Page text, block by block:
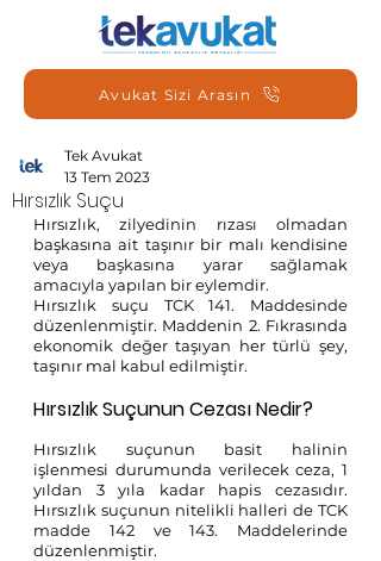
Avukat Sizi Arasın
Hırsızlık Suçu
Tek Avukat
13 Tem 2023
Hırsızlık, zilyedinin rızası olmadan
başkasına ait taşınır bir malı kendisine
veya başkasına yarar sağlamak
amacıyla yapılan bir eylemdir.
Hırsızlık suçu TCK 141. Maddesinde
düzenlenmiştir. Maddenin 2. Fıkrasında
ekonomik değer taşıyan her türlü şey,
taşınır mal kabul edilmiştir.
Hırsızlık Suçunun Cezası Nedir?
Hırsızlık suçunun basit halinin
işlenmesi durumunda verilecek ceza, 1
yıldan 3 yıla kadar hapis cezasıdır.
Hırsızlık suçunun nitelikli halleri de TCK
madde 142 ve 143. Maddelerinde
düzenlenmiştir.